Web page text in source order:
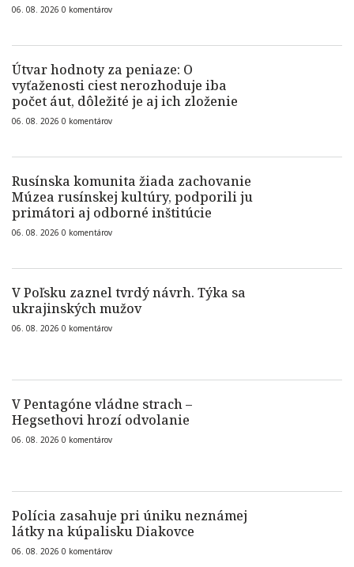
06. 08. 2026 0 komentárov
Útvar hodnoty za peniaze: O
vyťaženosti ciest nerozhoduje iba
počet áut, dôležité je aj ich zloženie
06. 08. 2026 0 komentárov
Rusínska komunita žiada zachovanie
Múzea rusínskej kultúry, podporili ju
primátori aj odborné inštitúcie
06. 08. 2026 0 komentárov
V Poľsku zaznel tvrdý návrh. Týka sa
ukrajinských mužov
06. 08. 2026 0 komentárov
V Pentagóne vládne strach –
Hegsethovi hrozí odvolanie
06. 08. 2026 0 komentárov
Polícia zasahuje pri úniku neznámej
látky na kúpalisku Diakovce
06. 08. 2026 0 komentárov